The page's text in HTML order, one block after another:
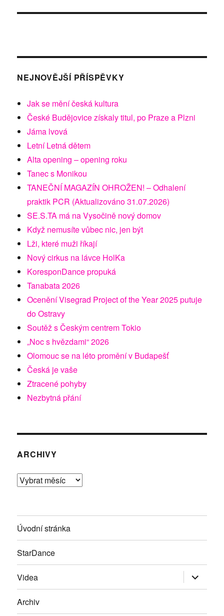
NEJNOVĚJŠÍ PŘÍSPĚVKY
Jak se mění česká kultura
České Budějovice získaly titul, po Praze a Plzni
Jáma lvová
Letní Letná dětem
Alta opening – opening roku
Tanec s Monikou
TANEČNÍ MAGAZÍN OHROŽEN! – Odhalení
praktik PCR (Aktualizováno 31.07.2026)
SE.S.TA má na Vysočině nový domov
Když nemusíte vůbec nic, jen být
Lži, které muži říkají
Nový cirkus na lávce HolKa
KoresponDance propuká
Tanabata 2026
Ocenění Visegrad Project of the Year 2025 putuje
do Ostravy
Soutěž s Českým centrem Tokio
„Noc s hvězdami“ 2026
Olomouc se na léto promění v Budapešť
Česká je vaše
Ztracené pohyby
Nezbytná přání
ARCHIVY
Archivy
Úvodní stránka
StarDance
Videa Zobrazit
položky
Archiv